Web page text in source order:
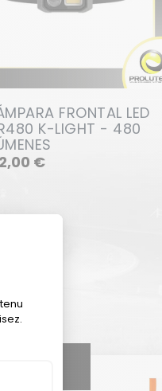
FRONTAL LED
K-LIGHT - 480
€Precio